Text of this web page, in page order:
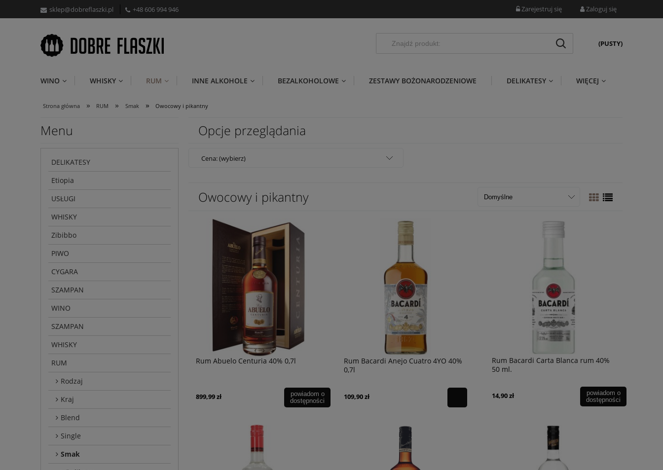
sklep@dobreflaszki.pl +48 606 994 946 Zarejestruj się Zaloguj się
(PUSTY)
WINO WHISKY RUM INNE ALKOHOLE BEZALKOHOLOWE ZESTAWY BOŻONARODZENIOWE DELIKATESY WIĘCEJ
Strona główna » RUM » Smak » Owocowy i pikantny
Menu
DELIKATESY
Etiopia
USŁUGI
WHISKY
Zibibbo
PIWO
CYGARA
SZAMPAN
WINO
SZAMPAN
WHISKY
RUM
Rodzaj
Kraj
Blend
Single
Smak
Opcje przeglądania
Cena: (wybierz)
Owocowy i pikantny
Rum Abuelo Centuria 40% 0,7l
899,99 zł
powiadom o
dostępności
Rum Bacardi Anejo Cuatro 4YO 40%
0,7l
109,90 zł
Rum Bacardi Carta Blanca rum 40%
50 ml.
14,90 zł
powiadom o
dostępności